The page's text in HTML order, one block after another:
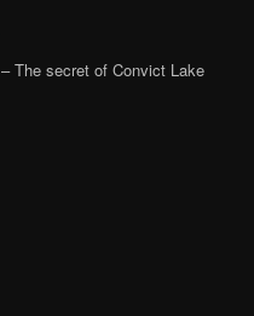
The secret of Convict Lake